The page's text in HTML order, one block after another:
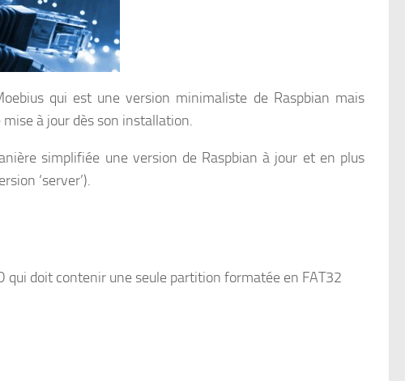
qui est une version minimaliste de Raspbian mais
à jour dès son installation.
simplifiée une version de Raspbian à jour et en plus
‘server’).
qui doit contenir une seule partition formatée en FAT32